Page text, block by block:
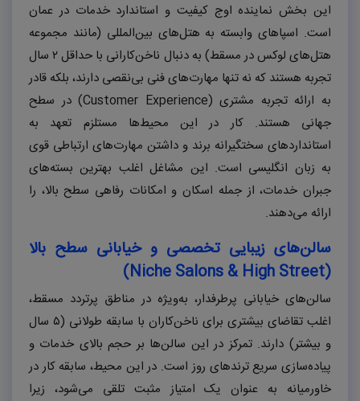
این بخش نماینده اوج کیفیت و استاندارد خدمات در عمان
است. اسپاهای وابسته به هتل‌های بین‌المللی (مانند مجموعه
هتل‌های لوکس در مسقط) به دنبال ناخن‌کارانی با حداقل ۲ سال
تجربه هستند که نه تنها مهارت‌های فنی بی‌نقصی دارند، بلکه قادر
به ارائه تجربه مشتری (Customer Experience) در سطح
جهانی هستند. کار در این محیط‌ها مستلزم تعهد به
استانداردهای سختگیرانه برند و داشتن مهارت‌های ارتباطی قوی
به زبان انگلیسی است. این مشاغل اغلب بهترین بسته‌های
جبران خدمات، از جمله اسکان و امکانات رفاهی سطح بالا، را
ارائه می‌دهند.
سالن‌های زیبایی تخصصی و خیابانی سطح بالا
(
High Street
&
Niche Salons
)
سالن‌های خیابانی پرطرفدار، به‌ویژه در مناطق پرتردد مسقط،
اغلب تقاضای بیشتری برای ناخن‌کاران با سابقه طولانی (۵ سال
و بیشتر) دارند. تمرکز در این سالن‌ها بر حجم بالای خدمات و
پیاده‌سازی سریع ترندهای روز است. در این محیط، سابقه کار در
خاورمیانه به عنوان یک امتیاز مثبت تلقی می‌شود، زیرا